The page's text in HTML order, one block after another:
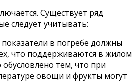
Существует ряд
следует учитывать:
в погребе должны
что поддерживаются в жилом
тем, что при
овощи и фрукты могут